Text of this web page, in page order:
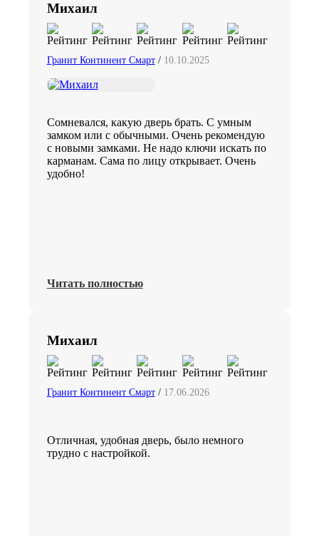
Михаил
Гранит Континент Смарт/ 10.10.2025
Сомневался, какую дверь брать. С умным
замком или с обычными. Очень рекомендую
с новыми замками. Не надо ключи искать по
карманам. Сама по лицу открывает. Очень
удобно!
Читать полностью
Михаил
Гранит Континент Смарт/ 17.06.2026
Отличная, удобная дверь, было немного
трудно с настройкой.